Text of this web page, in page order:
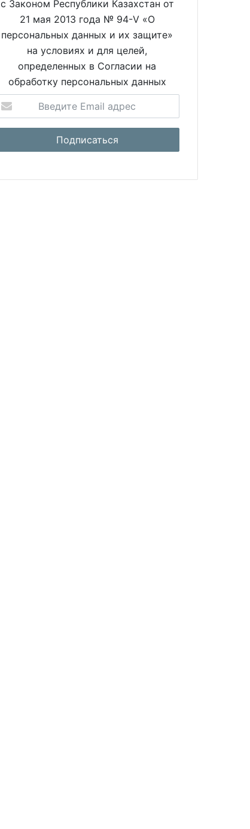
с Законом Республики Казахстан от
21 мая 2013 года № 94-V «О
персональных данных и их защите»
на условиях и для целей,
определенных в Согласии на
обработку персональных данных